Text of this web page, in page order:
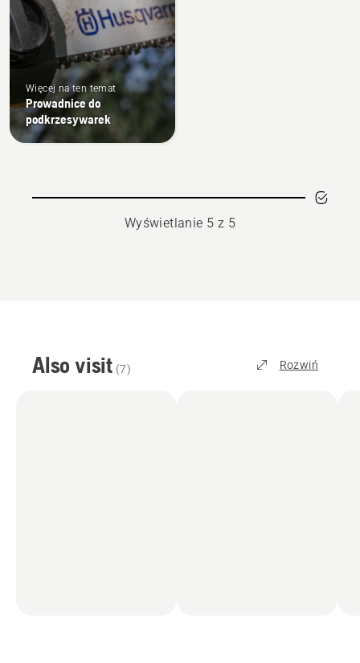
Więcej na ten temat
Prowadnice do
podkrzesywarek
Wyświetlanie 5 z 5
Also visit (7) Rozwiń